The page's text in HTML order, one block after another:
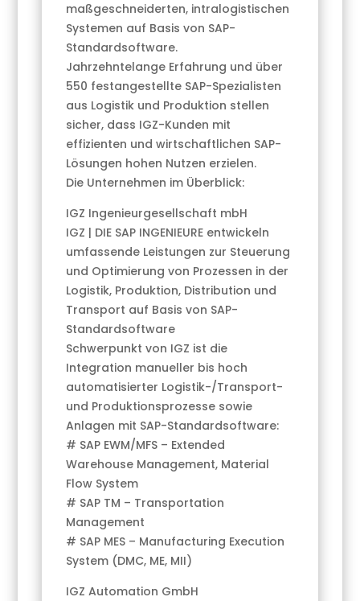
maßgeschneiderten, intralogistischen
Systemen auf Basis von SAP-
Standardsoftware.
Jahrzehntelange Erfahrung und über
550 festangestellte SAP-Spezialisten
aus Logistik und Produktion stellen
sicher, dass IGZ-Kunden mit
effizienten und wirtschaftlichen SAP-
Lösungen hohen Nutzen erzielen.
Die Unternehmen im Überblick:
IGZ Ingenieurgesellschaft mbH
IGZ | DIE SAP INGENIEURE entwickeln
umfassende Leistungen zur Steuerung
und Optimierung von Prozessen in der
Logistik, Produktion, Distribution und
Transport auf Basis von SAP-
Standardsoftware
Schwerpunkt von IGZ ist die
Integration manueller bis hoch
automatisierter Logistik-/Transport-
und Produktionsprozesse sowie
Anlagen mit SAP-Standardsoftware:
# SAP EWM/MFS – Extended
Warehouse Management, Material
Flow System
# SAP TM – Transportation
Management
# SAP MES – Manufacturing Execution
System (DMC, ME, MII)
IGZ Automation GmbH